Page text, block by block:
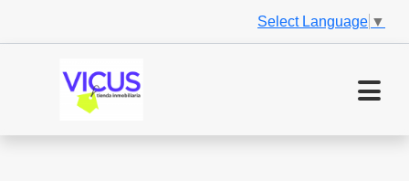
Select Language ▼